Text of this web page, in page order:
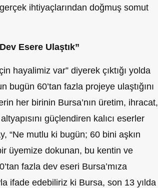
ihtiyaçlarından doğmuş somut
Esere Ulaştık”
hayalimiz var” diyerek çıktığı yolda
60’tan fazla projeye ulaştığını
her birinin Bursa’nın üretim, ihracat,
güçlendiren kalıcı eserler
“Ne mutlu ki bugün; 60 bini aşkın
üyemize dokunan, bu kentin ve
fazla dev eseri Bursa’mıza
ifade edebiliriz ki Bursa, son 13 yılda